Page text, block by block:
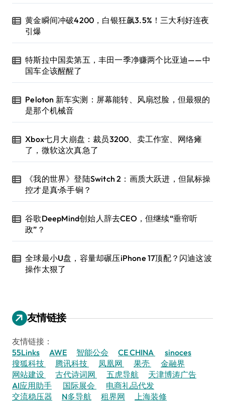
黄金瞬间冲破4200，白银狂飙3.5%！三大利好连夜
引爆
特斯拉中国卖第五，丰田一季净赚两个比亚迪——中
国车企该醒醒了
Peloton 新车实测：屏幕能转、风扇怼脸，但最狠的
是那个机械音
Xbox七月大崩盘：裁员3200、卖工作室、网络瘫
了，微软这次真急了
《我的世界》登陆Switch 2：画质大跃进，但鼠标操
控才是真·杀手锏？
谷歌DeepMind创始人辞去CEO，但继续“垂帘听
政”？
全球最小U盘，容量却碾压iPhone 17顶配？闪迪这波
操作太狠了
友情链接
友情链接：
55Links
AWE 智能公会 CE CHINA
sinoces
搜狐科技
腾讯科技 凤凰网 果壳
金融界
网站建设
古代诗词网 五虎导航
天津博涛广告
AI应用助手
国际展会
电商礼品代发
交流稳压器
N多导航 租界网 上海装修